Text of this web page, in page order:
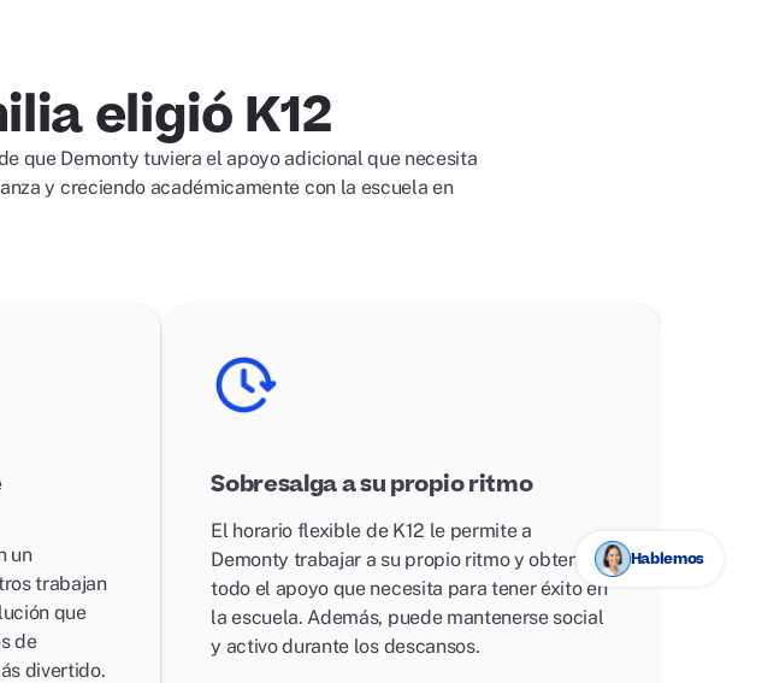
eligió K12
que Demonty tuviera el apoyo adicional que necesita
y creciendo académicamente con la escuela en
un
trabajan
que
de
divertido.
Sobresalga a su propio ritmo
El horario flexible de K12 le permite a
Demonty trabajar a su propio ritmo y obtener
todo el apoyo que necesita para tener éxito en
la escuela. Además, puede mantenerse social
y activo durante los descansos.
Hablemos